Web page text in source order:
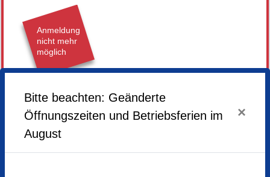
Anmeldung
nicht mehr
möglich
Samstag, 11.07.2026, 14.30 - 16.00 Uhr
Veranstaltungsort
Dom, unter der Orgelempore
Frauenplatz 1
80331 München
Bitte beachten: Geänderte
Öffnungszeiten und Betriebsferien im
August
×